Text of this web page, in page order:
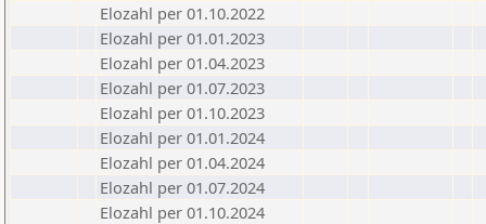
Elozahl per 01.10.2022
Elozahl per 01.01.2023
Elozahl per 01.04.2023
Elozahl per 01.07.2023
Elozahl per 01.10.2023
Elozahl per 01.01.2024
Elozahl per 01.04.2024
Elozahl per 01.07.2024
Elozahl per 01.10.2024